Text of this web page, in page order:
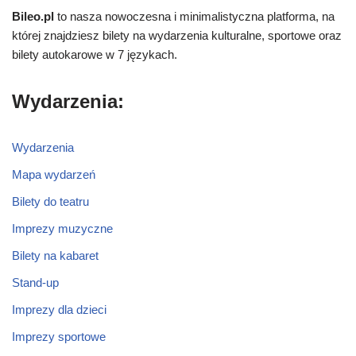
Bileo.pl to nasza nowoczesna i minimalistyczna platforma, na
której znajdziesz bilety na wydarzenia kulturalne, sportowe oraz
bilety autokarowe w 7 językach.
Wydarzenia:
Wydarzenia
Mapa wydarzeń
Bilety do teatru
Imprezy muzyczne
Bilety na kabaret
Stand-up
Imprezy dla dzieci
Imprezy sportowe